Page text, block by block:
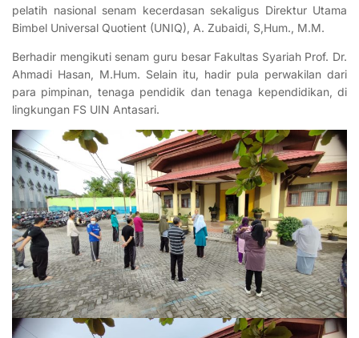
pelatih nasional senam kecerdasan sekaligus Direktur Utama
Bimbel Universal Quotient (UNIQ), A. Zubaidi, S,Hum., M.M.
Berhadir mengikuti senam guru besar Fakultas Syariah Prof. Dr.
Ahmadi Hasan, M.Hum. Selain itu, hadir pula perwakilan dari
para pimpinan, tenaga pendidik dan tenaga kependidikan, di
lingkungan FS UIN Antasari.